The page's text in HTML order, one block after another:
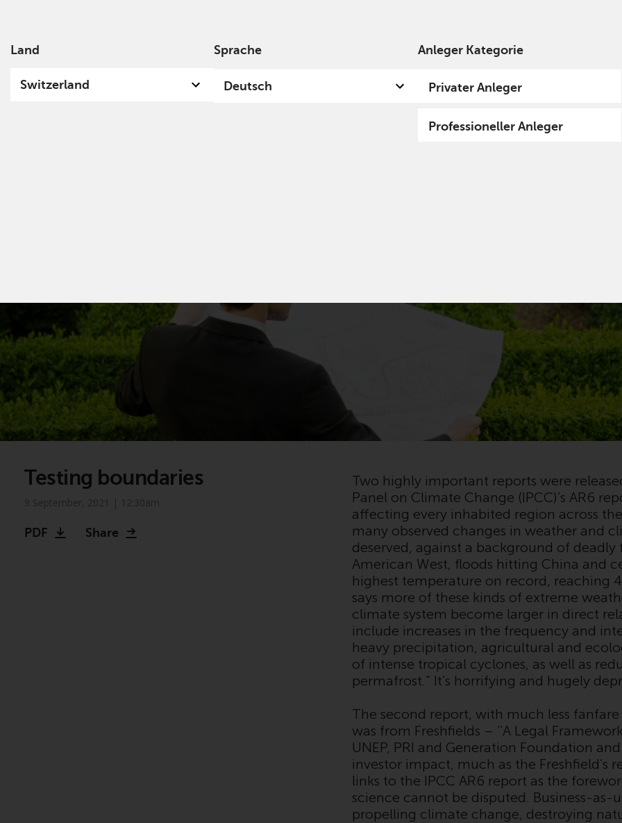
Land
Switzerland
Sprache
Deutsch
Anleger Kategorie
Privater Anleger
Professioneller Anleger
Testing boundaries
PDF Share
Two highly important reports were
Panel on Climate Change (IPCC)’s AR6
affecting every inhabited region across
many observed changes in weather and
deserved, against a background of
American West, floods hitting China and
highest temperature on record, reaching
says more of these kinds of extreme
climate system become larger in direct
include increases in the frequency and
heavy precipitation, agricultural and
of intense tropical cyclones, as well as
permafrost.” It’s horrifying and hugely
The second report, with much less
was from Freshfields – ‘’A Legal
UNEP, PRI and Generation Foundation
investor impact, much as the
links to the IPCC AR6 report as the
science cannot be disputed. Business-
propelling climate change, destroying